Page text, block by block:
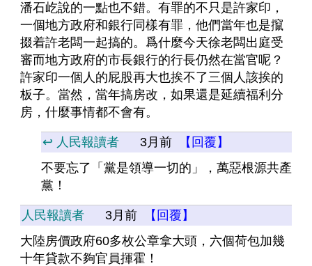
潘石屹說的一點也不錯。有罪的不只是許家印，
一個地方政府和銀行同樣有罪，他們當年也是攛
掇着許老闆一起搞的。爲什麼今天徐老闆出庭受
審而地方政府的市長銀行的行長仍然在當官呢？
許家印一個人的屁股再大也挨不了三個人該挨的
板子。當然，當年搞房改，如果還是延續福利分
房，什麼事情都不會有。
↩️ 人民報讀者 3月前
【回覆】
不要忘了「黨是領導一切的」，萬惡根源共產
黨！
人民報讀者 3月前
【回覆】
大陸房價政府60多枚公章拿大頭，六個荷包加幾
十年貸款不夠官員揮霍！